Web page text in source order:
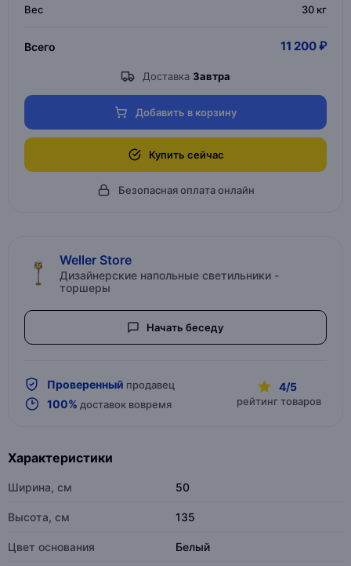
Вес
30 кг
Всего 11 200 ₽
Доставка Завтра
Добавить в корзину
Купить сейчас
Безопасная оплата онлайн
Weller Store
Дизайнерские напольные светильники -
торшеры
Начать беседу
Проверенный продавец
100% доставок вовремя
4/5
рейтинг товаров
Характеристики
Ширина, см 50
Высота, см 135
Цвет основания Белый